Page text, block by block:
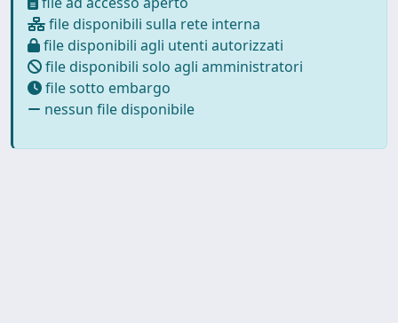
file disponibili sulla rete interna
file disponibili agli utenti autorizzati
file disponibili solo agli amministratori
file sotto embargo
nessun file disponibile